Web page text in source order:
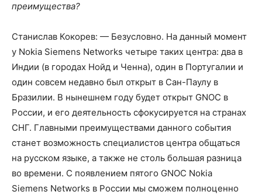
преимущества?
Станислав Кокорев: — Безусловно. На данный момент
у Nokia Siemens Networks четыре таких центра: два в
Индии (в городах Нойд и Ченна), один в Португалии и
один совсем недавно был открыт в Сан-Паулу в
Бразилии. В нынешнем году будет открыт GNOC в
России, и его деятельность сфокусируется на странах
СНГ. Главными преимуществами данного события
станет возможность специалистов центра общаться
на русском языке, а также не столь большая разница
во времени. С появлением пятого GNOC Nokia
Siemens Networks в России мы сможем полноценно